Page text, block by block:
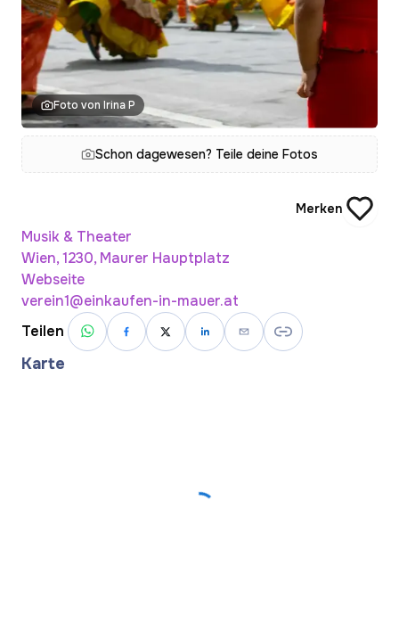
Foto von Irina P
Schon dagewesen? Teile deine Fotos
Merken
Musik & Theater
Wien, 1230, Maurer Hauptplatz
Webseite
verein1@einkaufen-in-mauer.at
Teilen
Karte